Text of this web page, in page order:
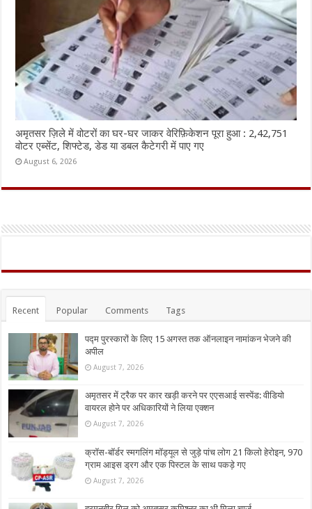
अमृतसर ज़िले में वोटरों का घर-घर जाकर वेरिफ़िकेशन पूरा हुआ : 2,42,751
वोटर एब्सेंट, शिफ्टेड, डेड या डबल कैटेगरी में पाए गए
August 6, 2026
Recent Popular Comments Tags
पद्म पुरस्कारों के लिए 15 अगस्त तक ऑनलाइन नामांकन भेजने की
अपील
August 7, 2026
अमृतसर में ट्रैक पर कार खड़ी करने पर एएसआई सस्पेंड: वीडियो
वायरल होने पर अधिकारियों ने लिया एक्शन
August 7, 2026
क्रॉस-बॉर्डर स्मगलिंग मॉड्यूल से जुड़े पांच लोग 21 किलो हेरोइन, 970
ग्राम आइस ड्रग और एक पिस्टल के साथ पकड़े गए
August 7, 2026